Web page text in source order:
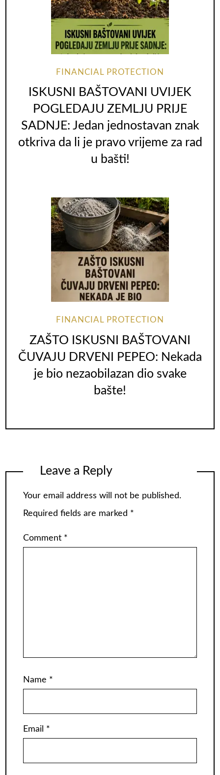
FINANCIAL PROTECTION
ISKUSNI BAŠTOVANI UVIJEK
POGLEDAJU ZEMLJU PRIJE
SADNJE: Jedan jednostavan znak
otkriva da li je pravo vrijeme za rad
u bašti!
FINANCIAL PROTECTION
ZAŠTO ISKUSNI BAŠTOVANI
ČUVAJU DRVENI PEPEO: Nekada
je bio nezaobilazan dio svake
bašte!
Leave a Reply
Your email address will not be published.
Required fields are marked *
Comment *
Name *
Email *